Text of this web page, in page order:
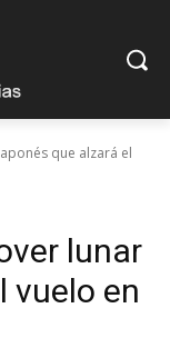
que alzará el
lunar
vuelo en